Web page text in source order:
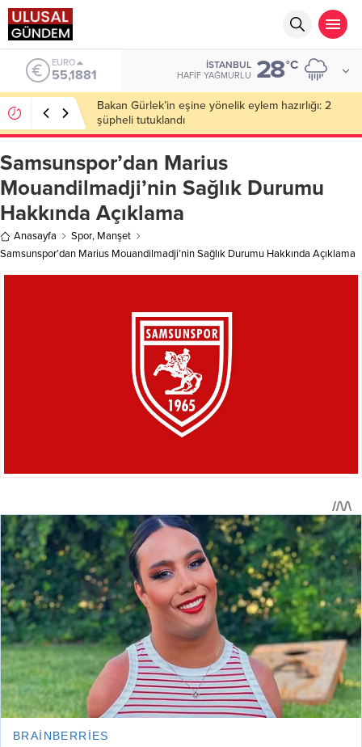
ALTIN
6.660,55
İSTANBUL
HAFIF YAĞMURLU 28°C
Ahbap Derneği’nde milyonluk vurgun iddiası: Haluk
Levent ve Ekibine gözaltı
Samsunspor’dan Marius
Mouandilmadji’nin Sağlık Durumu
Hakkında Açıklama
Anasayfa Spor, Manşet
Samsunspor’dan Marius Mouandilmadji’nin Sağlık Durumu Hakkında Açıklama